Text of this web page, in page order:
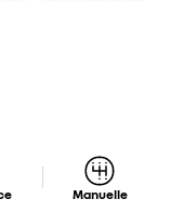
Manuelle